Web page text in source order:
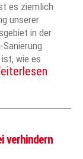
es ziemlich
unserer
in der
wie es
verhindern